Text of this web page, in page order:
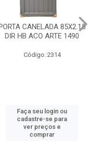
PORTA LAMINADA 60X215
DIR POP/MIX HB
Código: 2340
Faça seu login ou
cadastre-se para
ver preços e
comprar